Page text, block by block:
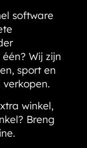
software
Wij zijn
sport en
winkel,
Breng